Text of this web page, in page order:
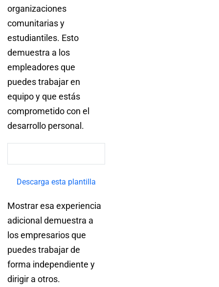
organizaciones
comunitarias y
estudiantiles. Esto
demuestra a los
empleadores que
puedes trabajar en
equipo y que estás
comprometido con el
desarrollo personal.
Descarga esta plantilla
Mostrar esa experiencia
adicional demuestra a
los empresarios que
puedes trabajar de
forma independiente y
dirigir a otros.